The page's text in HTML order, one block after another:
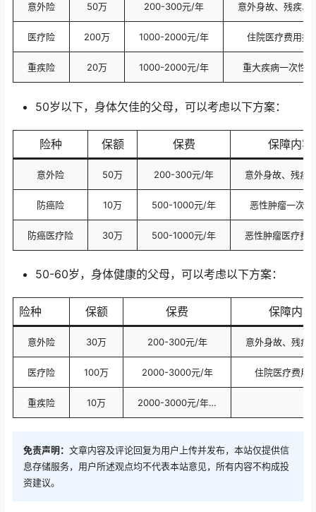
意外险 50万 200-300元/年 意外身故、残疾、
医疗险 200万 1000-2000元/年 住院医疗费用报
重疾险 20万 1000-2000元/年 重大疾病一次性
50岁以下，身体欠佳的父母，可以考虑以下方案：
险种 保额 保费 保障内容
意外险 50万 200-300元/年 意外身故、残疾
防癌险 10万 500-1000元/年 恶性肿瘤一次性
防癌医疗险 30万 500-1000元/年 恶性肿瘤医疗费
50-60岁，身体健康的父母，可以考虑以下方案：
险种 保额 保费 保障内容
意外险 30万 200-300元/年 意外身故、残疾
医疗险 100万 2000-3000元/年 住院医疗费用
重疾险 10万 2000-3000元/年…
免责声明： 文章内容及评论回复为用户上传并发布，本站仅提供信
息存储服务，用户所述观点均不代表本站意见，所有内容不构成投
资建议。